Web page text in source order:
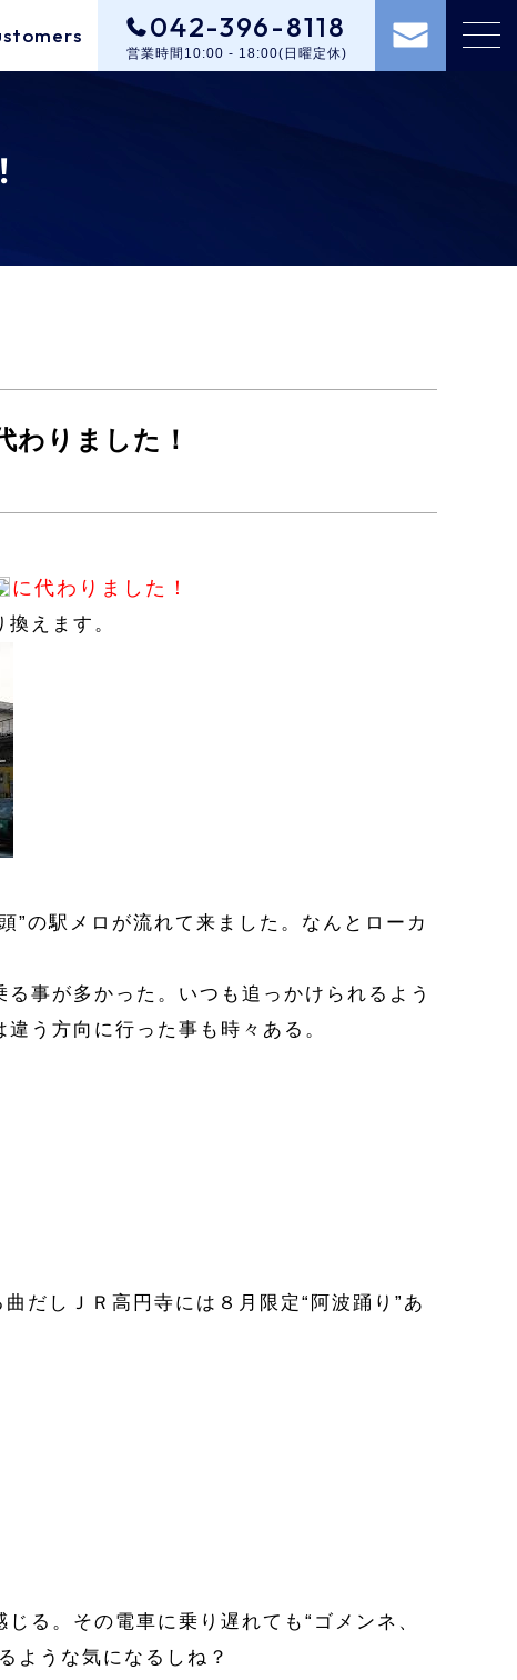
042-396-8118
営業時間10:00 - 18:00(日曜定休)
わりました！
に代わりました！
えます。
”の駅メロが流れて来ました。なんとローカ
事が多かった。いつも追っかけられるよう
う方向に行った事も時々ある。
だしＪＲ高円寺には８月限定“阿波踊り”あ
る。その電車に乗り遅れても“ゴメンネ、
ような気になるしね？